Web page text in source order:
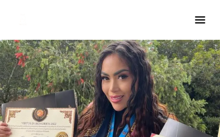
Inicio Real FM
Streaming
En Vivo
Descarga La APP
Programas